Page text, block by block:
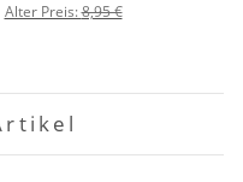
Alter Preis:8,95 €